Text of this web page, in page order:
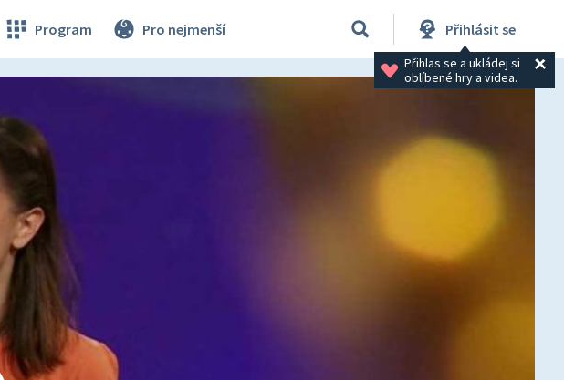
Program Pro nejmenší Přihlásit se
Přihlas se a ukládej si
oblíbené hry a videa.